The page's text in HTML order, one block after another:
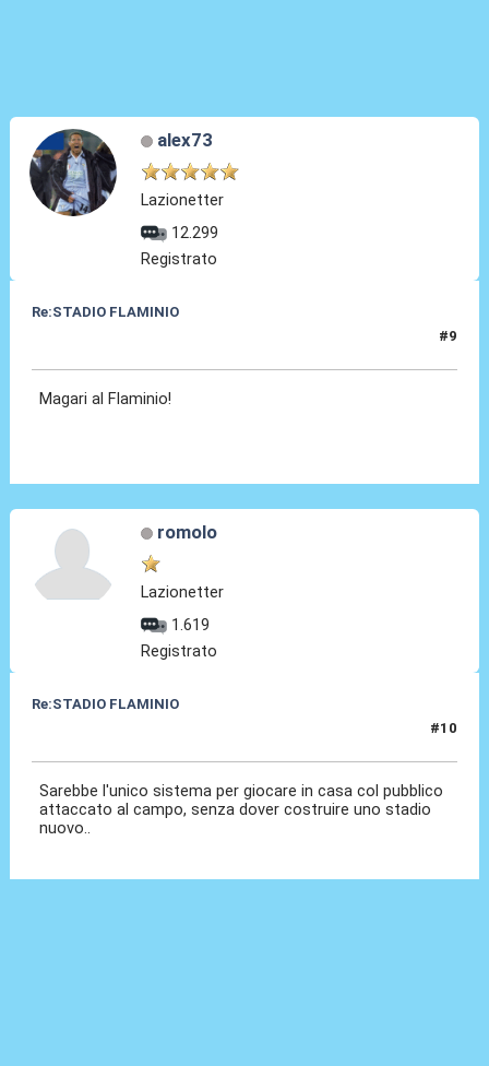
alex73
Lazionetter
12.299
Registrato
Re:STADIO FLAMINIO
#9
Magari al Flaminio!
romolo
Lazionetter
1.619
Registrato
Re:STADIO FLAMINIO
#10
Sarebbe l'unico sistema per giocare in casa col pubblico
attaccato al campo, senza dover costruire uno stadio
nuovo..